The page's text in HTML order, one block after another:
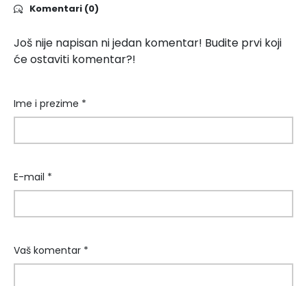
Komentari (0)
Još nije napisan ni jedan komentar! Budite prvi koji
će ostaviti komentar?!
Ime i prezime *
E-mail *
Vaš komentar *